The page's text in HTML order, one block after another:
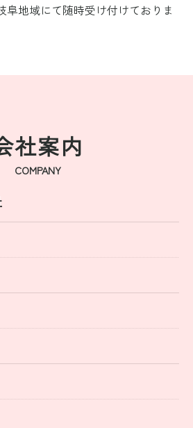
阜地域にて随時受け付けておりま
社案内
COMPANY